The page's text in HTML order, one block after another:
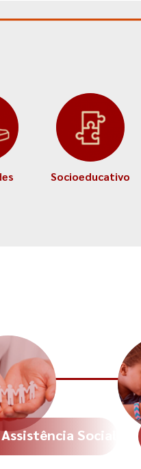
Socioeducativo
Assistência Social